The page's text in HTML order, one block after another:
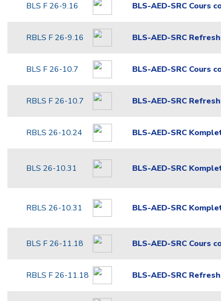
BLS F 26-9.16 BLS-AED-SRC Cours
RBLS F 26-9.16 BLS-AED-SRC
BLS F 26-10.7 BLS-AED-SRC Cours
RBLS F 26-10.7 BLS-AED-SRC
RBLS 26-10.24 BLS-AED-SRC
BLS 26-10.31 BLS-AED-SRC
RBLS 26-10.31 BLS-AED-SRC
BLS F 26-11.18 BLS-AED-SRC Cours
RBLS F 26-11.18 BLS-AED-SRC